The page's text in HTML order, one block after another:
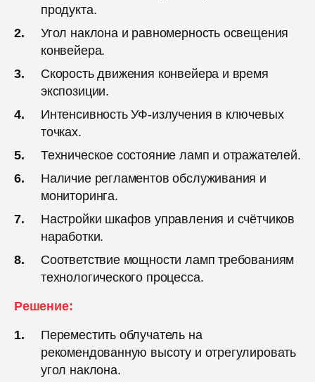
продукта.
Угол наклона и равномерность освещения
конвейера.
Скорость движения конвейера и время
экспозиции.
Интенсивность УФ-излучения в ключевых
точках.
Техническое состояние ламп и отражателей.
Наличие регламентов обслуживания и
мониторинга.
Настройки шкафов управления и счётчиков
наработки.
Соответствие мощности ламп требованиям
технологического процесса.
Решение:
Переместить облучатель на
рекомендованную высоту и отрегулировать
угол наклона.